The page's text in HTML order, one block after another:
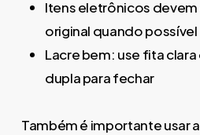
Itens eletrônicos
original quando possível
Lacre bem: use fita
dupla para fechar
Também é importante usar